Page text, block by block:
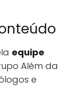
equipe
Além da
e